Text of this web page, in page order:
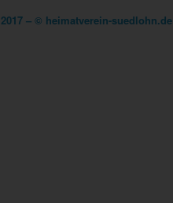
2017 – © heimatverein-suedlohn.de